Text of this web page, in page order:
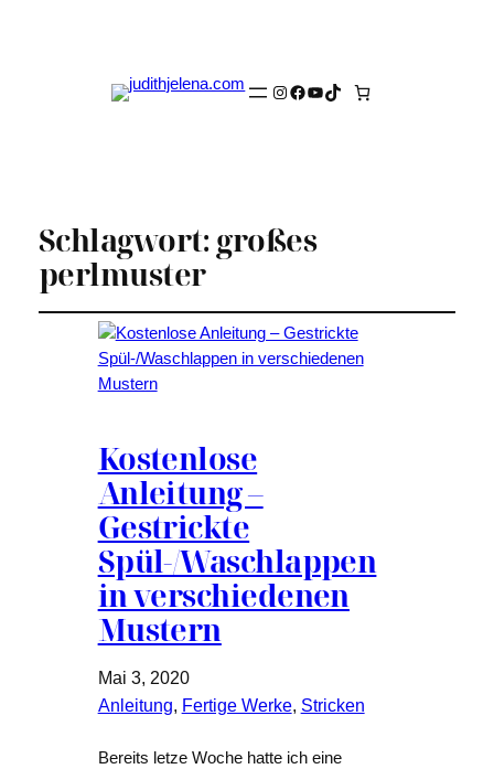
Instagram
Facebook
YouTube
TikTok
Schlagwort: großes
perlmuster
Kostenlose
Anleitung –
Gestrickte
Spül-/Waschlappen
in verschiedenen
Mustern
Mai 3, 2020
Anleitung, Fertige Werke, Stricken
Bereits letze Woche hatte ich eine